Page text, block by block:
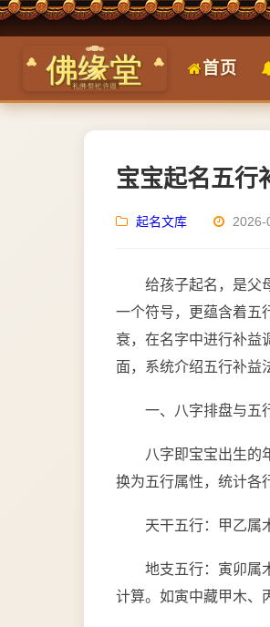
首页
宝宝起名五行
起名文库 2026-
给孩子起名，是父
一个符号，更蕴含着五
衰，在名字中进行补益
面，系统介绍五行补益
一、八字排盘与五
八字即宝宝出生的
换为五行属性，统计各
天干五行：甲乙属
地支五行：寅卯属
计算。如寅中藏甲木、